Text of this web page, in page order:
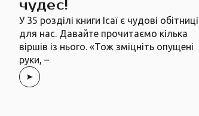
чудес!
У 35 розділі книги Ісаї є чудові обітниці
для нас. Давайте прочитаємо кілька
віршів із нього. «Тож зміцніть опущені
руки, –